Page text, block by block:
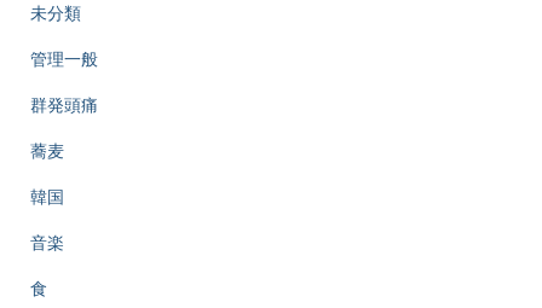
未分類
管理一般
群発頭痛
蕎麦
韓国
音楽
食